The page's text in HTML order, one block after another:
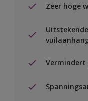
Zeer hoge
Vermindert